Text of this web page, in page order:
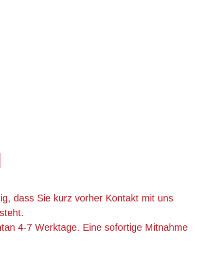
dass Sie kurz vorher Kontakt mit uns
4-7 Werktage. Eine sofortige Mitnahme